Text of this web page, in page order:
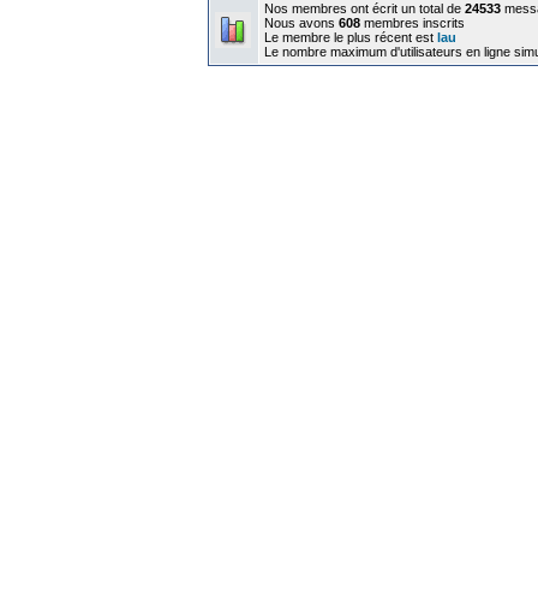
Nos membres ont écrit un total de 24533
Nous avons 608 membres inscrits
Le membre le plus récent est lau
Le nombre maximum d'utilisateurs en ligne